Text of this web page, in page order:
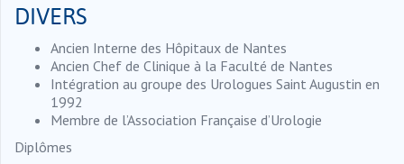
DIVERS
Ancien Interne des Hôpitaux de Nantes
Ancien Chef de Clinique à la Faculté de Nantes
Intégration au groupe des Urologues Saint Augustin en
1992
Membre de l’Association Française d’Urologie
Diplômes